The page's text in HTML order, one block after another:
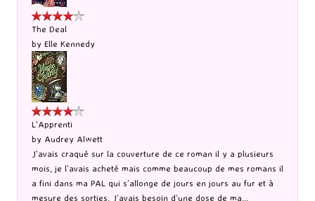
The Deal
by Elle Kennedy
L'Apprenti
by Audrey Alwett
J’avais craqué sur la couverture de ce roman il y a plusieurs
mois, je l’avais acheté mais comme beaucoup de mes romans il
a fini dans ma PAL qui s’allonge de jours en jours au fur et à
mesure des sorties. J’avais besoin d’une dose de ma...